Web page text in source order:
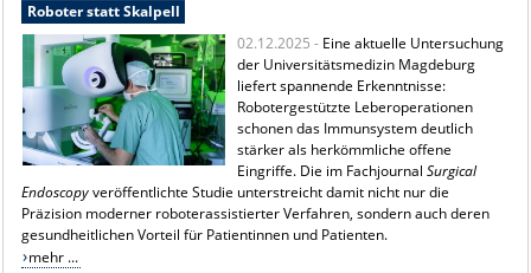
Roboter statt Skalpell
02.12.2025 - Eine aktuelle Untersuchung
der Universitätsmedizin Magdeburg
liefert spannende Erkenntnisse:
Robotergestützte Leberoperationen
schonen das Immunsystem deutlich
stärker als herkömmliche offene
Eingriffe. Die im FachjournalSurgical
Endoscopyveröffentlichte Studie unterstreicht damit nicht nur die
Präzision moderner roboterassistierter Verfahren, sondern auch deren
gesundheitlichen Vorteil für Patientinnen und Patienten.
mehr ...